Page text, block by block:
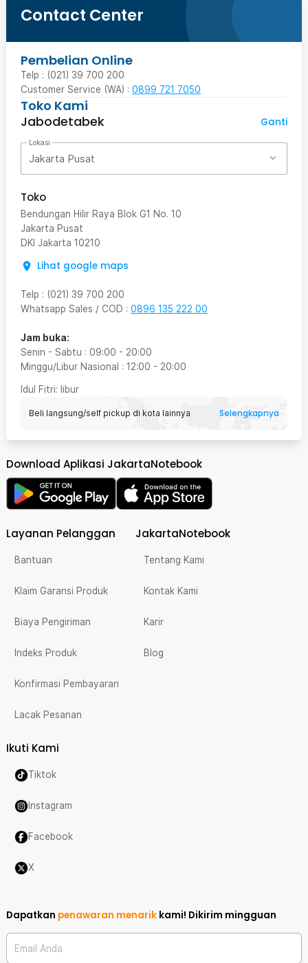
Contact Center
Pembelian Online
Telp : (021) 39 700 200
Customer Service (WA) : 0899 721 7050
Toko Kami
Jabodetabek
Ganti
Lokasi
Jakarta Pusat
Toko
Bendungan Hilir Raya Blok G1 No. 10
Jakarta Pusat
DKI Jakarta 10210
Lihat google maps
Telp : (021) 39 700 200
Whatsapp Sales / COD : 0896 135 222 00
Jam buka:
Senin - Sabtu : 09:00 - 20:00
Minggu/Libur Nasional : 12:00 - 20:00
Idul Fitri: libur
Beli langsung/self pickup di kota lainnya Selengkapnya
Download Aplikasi JakartaNotebook
Layanan Pelanggan
Bantuan
Klaim Garansi Produk
Biaya Pengiriman
Indeks Produk
Konfirmasi Pembayaran
Lacak Pesanan
JakartaNotebook
Tentang Kami
Kontak Kami
Karir
Blog
Ikuti Kami
Tiktok
Instagram
Facebook
X
Dapatkan penawaran menarik kami! Dikirim mingguan
Email Anda